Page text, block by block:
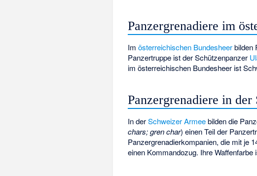
Panzergrenadiere im
Imösterreichischen Bundesheerbilden
Panzertruppe ist der Schützenpanzer
im österreichischen Bundesheer ist
Panzergrenadiere in
In derSchweizer Armeebilden die
chars; gren char) einen Teil der
Panzergrenadierkompanien, die mit je
einen Kommandozug. Ihre